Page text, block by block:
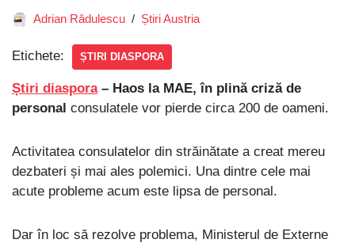
Adrian Rădulescu Știri Austria
Etichete: ȘTIRI DIASPORA
Știri diaspora– Haos la MAE, în plină criză de
personal consulatele vor pierde circa 200 de oameni.
Activitatea consulatelor din străinătate a creat mereu
dezbateri și mai ales polemici. Una dintre cele mai
acute probleme acum este lipsa de personal.
Dar în loc să rezolve problema, Ministerul de Externe